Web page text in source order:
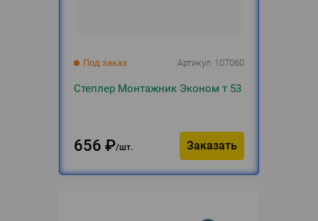
Под заказ Артикул 107060
Степлер Монтажник Эконом т 53
656 ₽ шт. Заказать